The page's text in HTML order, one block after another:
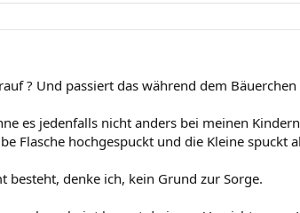
? Und passiert das während dem Bäuerchen
es jedenfalls nicht anders bei meinen
Flasche hochgespuckt und die Kleine spuckt
besteht, denke ich, kein Grund zur Sorge.